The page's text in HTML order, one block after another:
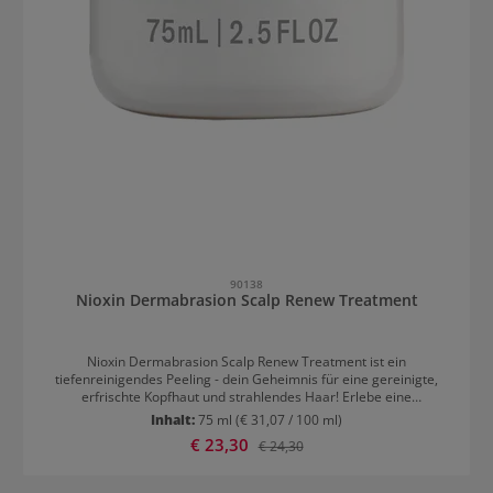
90138
Nioxin Dermabrasion Scalp Renew Treatment
Nioxin Dermabrasion Scalp Renew Treatment ist ein
tiefenreinigendes Peeling - dein Geheimnis für eine gereinigte,
erfrischte Kopfhaut und strahlendes Haar! Erlebe eine
tiefenreinigende Pflege, die deiner Kopfhaut neue Frische und
Balance verleiht. Das Kopfhaut-Peeling entfernt wirksam
Rückstände und Verunreinigungen und fördert eine gesündere
Inhalt:75 ml (€ 31,07 / 100 ml)
Verkaufspreis:
€ 23,30 Regulärer Preis:
€ 24,30